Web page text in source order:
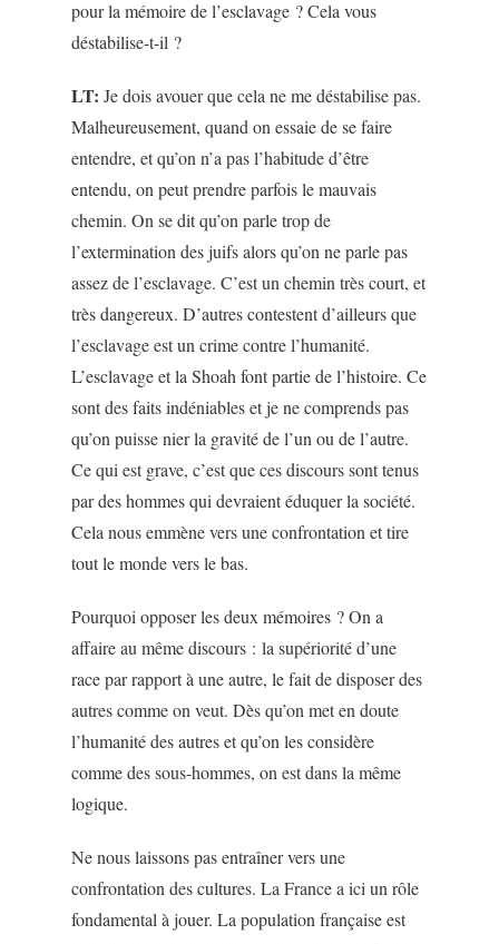
pour la mémoire de l’esclavage ? Cela vous
déstabilise-t-il ?
LT: Je dois avouer que cela ne me déstabilise pas.
Malheureusement, quand on essaie de se faire
entendre, et qu’on n’a pas l’habitude d’être
entendu, on peut prendre parfois le mauvais
chemin. On se dit qu’on parle trop de
l’extermination des juifs alors qu’on ne parle pas
assez de l’esclavage. C’est un chemin très court, et
très dangereux. D’autres contestent d’ailleurs que
l’esclavage est un crime contre l’humanité.
L’esclavage et la Shoah font partie de l’histoire. Ce
sont des faits indéniables et je ne comprends pas
qu’on puisse nier la gravité de l’un ou de l’autre.
Ce qui est grave, c’est que ces discours sont tenus
par des hommes qui devraient éduquer la société.
Cela nous emmène vers une confrontation et tire
tout le monde vers le bas.
Pourquoi opposer les deux mémoires ? On a
affaire au même discours : la supériorité d’une
race par rapport à une autre, le fait de disposer des
autres comme on veut. Dès qu’on met en doute
l’humanité des autres et qu’on les considère
comme des sous-hommes, on est dans la même
logique.
Ne nous laissons pas entraîner vers une
confrontation des cultures. La France a ici un rôle
fondamental à jouer. La population française est